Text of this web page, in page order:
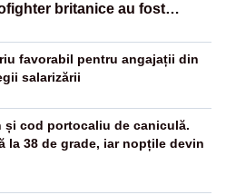
britanice au fost
favorabil pentru angajații din
salarizării
și cod portocaliu de caniculă.
la 38 de grade, iar nopțile devin